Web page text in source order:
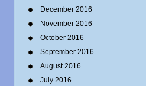
December 2016
November 2016
October 2016
September 2016
August 2016
July 2016